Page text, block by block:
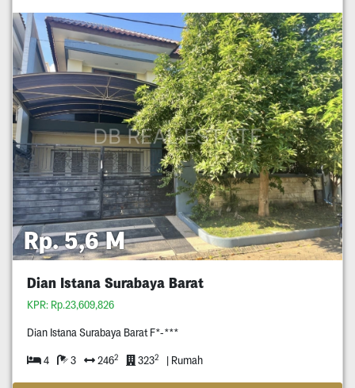
Rp. 5,6 M
Dian Istana Surabaya Barat
KPR: Rp.23,609,826
Dian Istana Surabaya Barat F*-***
4 3 2462 3232 | Rumah